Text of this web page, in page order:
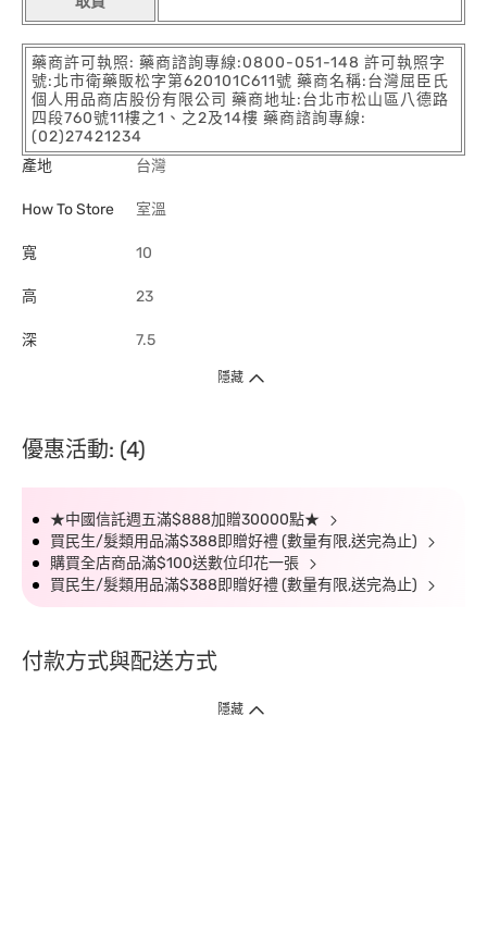
藥商許可執照: 藥商諮詢專線:0800-051-148 許可執照字
號:北市衛藥販松字第620101C611號 藥商名稱:台灣屈臣氏
個人用品商店股份有限公司 藥商地址:台北市松山區八德路
四段760號11樓之1、之2及14樓 藥商諮詢專線:
(02)27421234
產地
台灣
How To Store 室溫
寬 10
高 23
深 7.5
隱藏
優惠活動: (4)
★中國信託週五滿$888加贈30000點★
買民生/髮類用品滿$388即贈好禮 (數量有限,送完為止)
購買全店商品滿$100送數位印花一張
買民生/髮類用品滿$388即贈好禮 (數量有限,送完為止)
付款方式與配送方式
隱藏